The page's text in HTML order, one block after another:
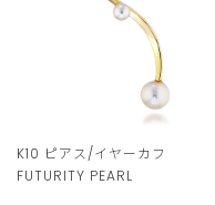
K10 ピアス/イヤーカフ
FUTURITY PEARL